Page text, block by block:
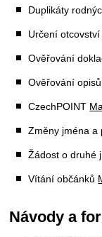
Duplikáty
Určení
Ověřování
Ověřování
CzechPOINT
Změny jména a
Žádost o druhé
Vítání občánků
Návody a